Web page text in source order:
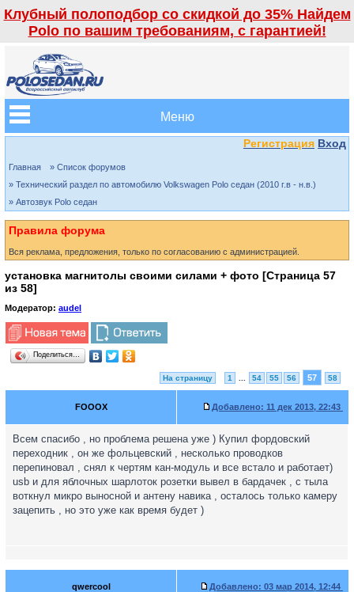
Клубный полоподбор со скидкой до 35% Найдем
Polo по вашим требованиям, с гарантией!
Меню
Регистрация Вход
Главная
» Список форумов
» Технический раздел по автомобилю Volkswagen Polo седан (2010 г.в - н.в.)
» Автозвук Polo седан
Правила форума
Вся реклама, предложения, только по согласованию с администрацией.
установка магнитолы своими силами + фото [Страница 57
из 58]
Модератор: audel
Поделиться…
На страницу 1 54 55 56 57 58
FOOOX Добавлено: 11 дек 2013, 22:43
Всем спасибо , но проблема решена уже ) Купил фордовский
переходник , он же фольцевский , несколько проводков
перепиновал , снял к чертям кан-модуль и все встало и работает)
usb и для яблочных шарлоток розетки вывел в бардачек , с тыла
воткнул микро выносной и антену навика , осталось только камеру
зацепить , но это уже как время будет )
qwercool Добавлено: 03 мар 2014, 12:44